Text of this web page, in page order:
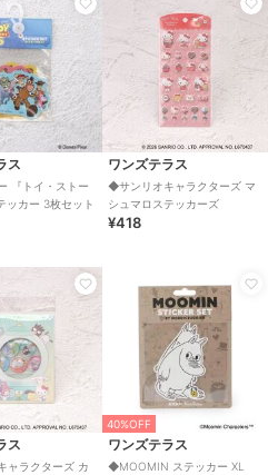
ス
『トイ・ストー
ッカー 3枚セット
ワンズテラス
◆サンリオキャラクターズ マ
シュマロステッカーズ
¥418
ス
ャラクターズ カ
40%OFF
ワンズテラス
◆MOOMIN ステッカー XL